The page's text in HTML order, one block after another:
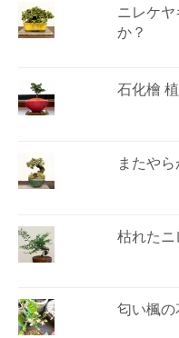
ニレケ
か？
石化檜
またや
枯れた
匂い楓の